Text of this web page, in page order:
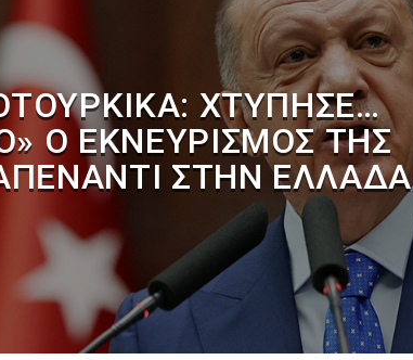
ΧΤΎΠΗΣΕ…
Ο ΕΚΝΕΥΡΙΣΜΌΣ ΤΗΣ
ΣΤΗΝ ΕΛΛΆΔΑ